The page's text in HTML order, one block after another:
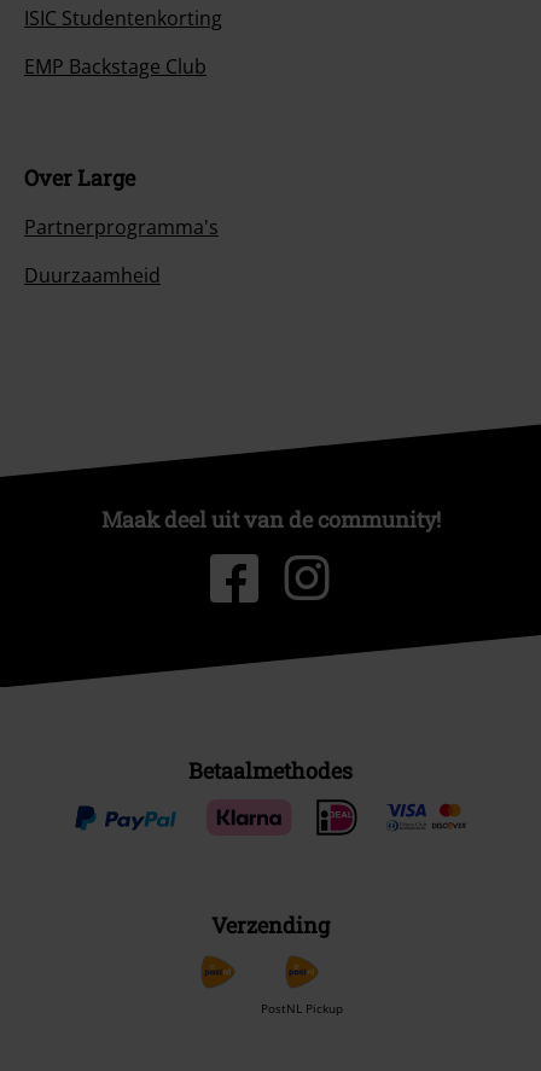
ISIC Studentenkorting
EMP Backstage Club
Over Large
Partnerprogramma's
Duurzaamheid
Maak deel uit van de community!
Betaalmethodes
Verzending
PostNL Pickup